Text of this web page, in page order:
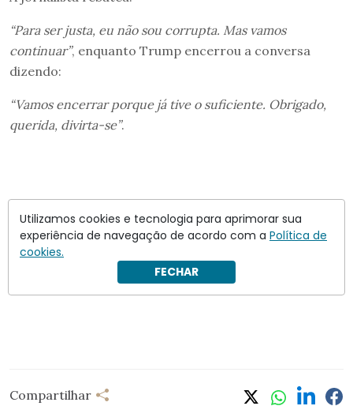
“Para ser justa, eu não sou corrupta. Mas vamos
continuar”, enquanto Trump encerrou a conversa
dizendo:
“Vamos encerrar porque já tive o suficiente. Obrigado,
querida, divirta-se”.
Compartilhar
Utilizamos cookies e tecnologia para aprimorar sua
experiência de navegação de acordo com a Política de
cookies.
FECHAR